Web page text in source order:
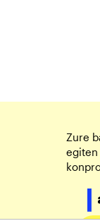
Zure
egiten